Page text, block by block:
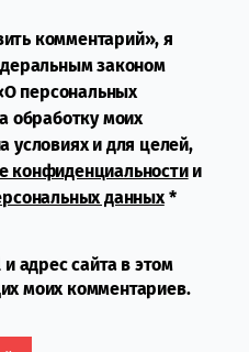
комментарий», я
законом
персональных
обработку моих
условиях и для целей,
конфиденциальностии
данных*
адрес сайта в этом
моих комментариев.